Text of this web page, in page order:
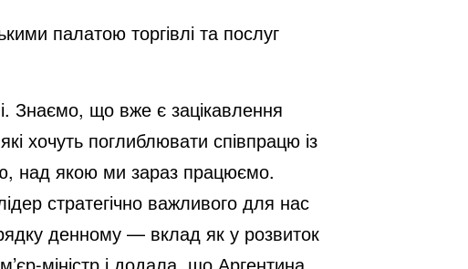
палатою торгівлі та послуг
Знаємо, що вже є зацікавлення
хочуть поглиблювати співпрацю із
над якою ми зараз працюємо.
стратегічно важливого для нас
денному — вклад як у розвиток